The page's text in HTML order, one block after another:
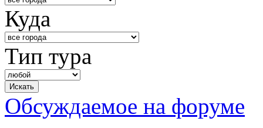
Куда
Тип тура
Обсуждаемое на форуме